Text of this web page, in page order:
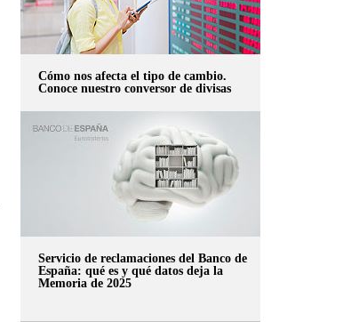
Cómo nos afecta el tipo de cambio.
Conoce nuestro conversor de divisas
Servicio de reclamaciones del Banco de
España: qué es y qué datos deja la
Memoria de 2025